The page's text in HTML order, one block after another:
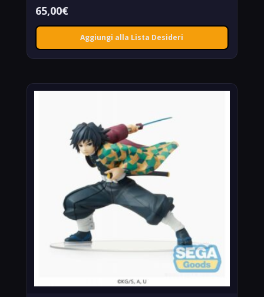
65,00€
Aggiungi alla Lista Desideri